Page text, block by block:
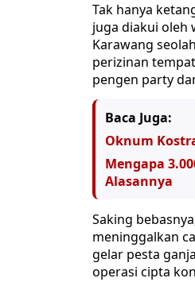
Tak hanya
juga diakui oleh
Karawang
perizinan
pengen party
Baca Juga:
Oknum
Mengapa
Alasannya
Saking
meninggalkan
gelar pesta
operasi cipta